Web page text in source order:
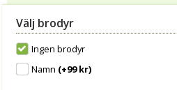
Välj brodyr
Ingen brodyr
Namn (+99 kr)